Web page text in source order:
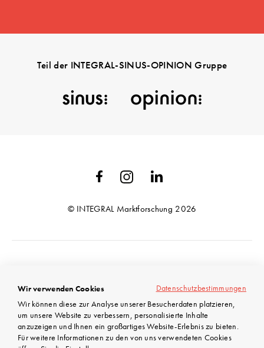
Teil der INTEGRAL-SINUS-OPINION Gruppe
© INTEGRAL Marktforschung 2026
Datenschutz
Impressum
Datenschutzbestimmungen
Wir verwenden Cookies
Wir können diese zur Analyse unserer Besucherdaten platzieren,
um unsere Website zu verbessern, personalisierte Inhalte
anzuzeigen und Ihnen ein großartiges Website-Erlebnis zu bieten.
Für weitere Informationen zu den von uns verwendeten Cookies